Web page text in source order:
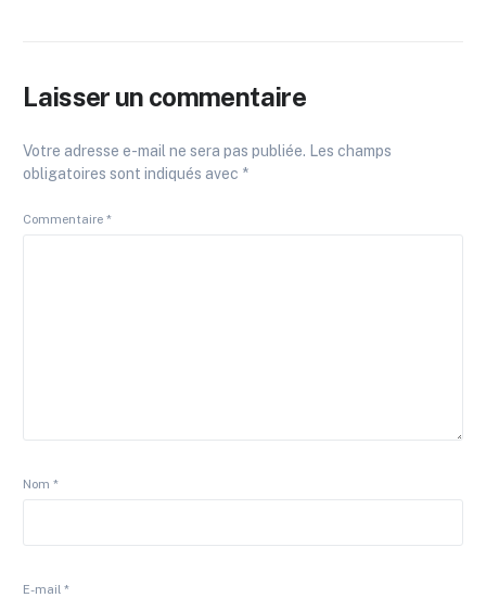
Laisser un commentaire
Votre adresse e-mail ne sera pas publiée. Les champs
obligatoires sont indiqués avec *
Commentaire*
Nom*
E-mail*